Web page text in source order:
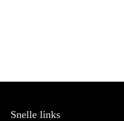
Snelle links